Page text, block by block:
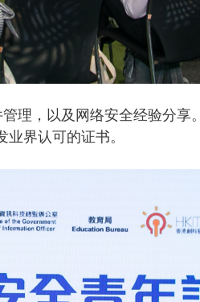
理，以及网络安全经验分
界认可的证书。